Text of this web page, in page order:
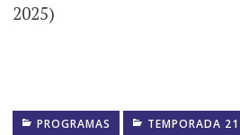
2025)
PROGRAMAS TEMPORADA 21